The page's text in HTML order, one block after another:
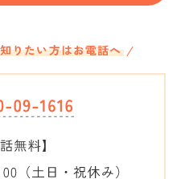
りたい方はお電話へ